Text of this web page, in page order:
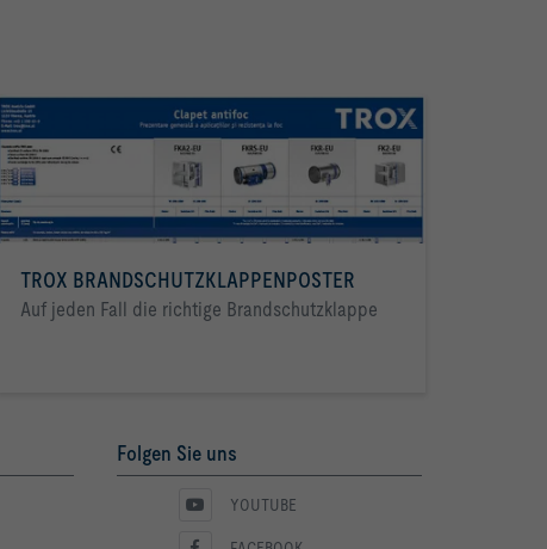
TROX BRANDSCHUTZKLAPPENPOSTER
Auf jeden Fall die richtige Brandschutzklappe
Folgen Sie uns
YOUTUBE